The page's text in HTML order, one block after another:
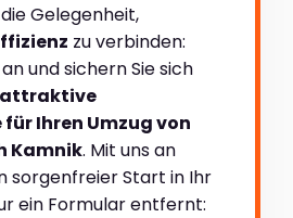
Gelegenheit,
zu verbinden:
und sichern Sie sich
attraktive
Ihren Umzug von
Kamnik. Mit uns an
sorgenfreier Start in Ihr
ein Formular entfernt: